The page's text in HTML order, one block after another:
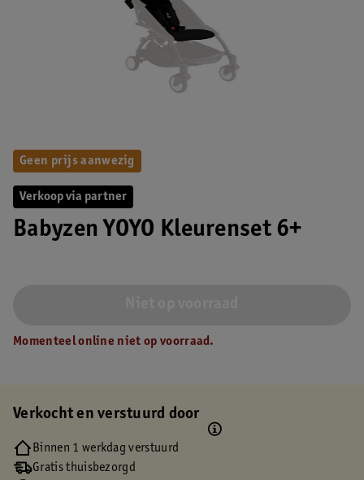
Verkoop via partner
Babyzen YOYO Kleurenset 6+
Geen prijs aanwezig
Momenteel online niet op voorraad.
Verkocht en verstuurd door
Binnen 1 werkdag verstuurd
Gratis thuisbezorgd